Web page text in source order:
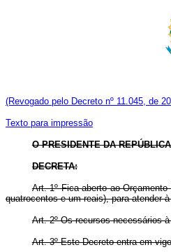
(Revogado pelo Decreto nº 11.045, de
Texto para impressão
O PRESIDENTE DA REPÚBLICA
DECRETA:
Art. 1º Fica aberto ao
quatrocentos e um reais), para atender
Art. 2º Os recursos necessários
Art. 3º Este Decreto entra em